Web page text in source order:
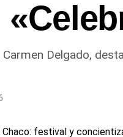
Delgado,